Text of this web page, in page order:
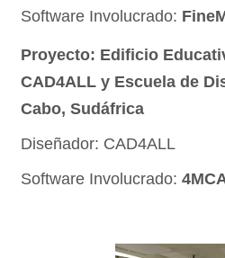
Software Involucrado:
Proyecto: Edificio
CAD4ALL y Escuela de
Cabo, Sudáfrica
Diseñador: CAD4ALL
Software Involucrado: